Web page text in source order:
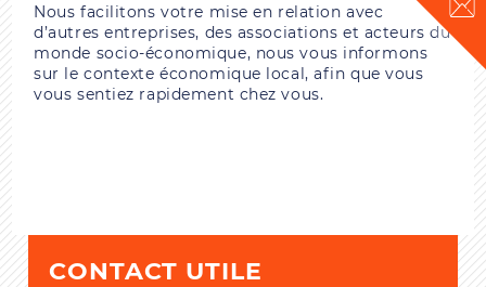
Nous facilitons votre mise en relation avec
d’autres entreprises, des associations et acteurs du
monde socio-économique, nous vous informons
sur le contexte économique local, afin que vous
vous sentiez rapidement chez vous.
CONTACT UTILE